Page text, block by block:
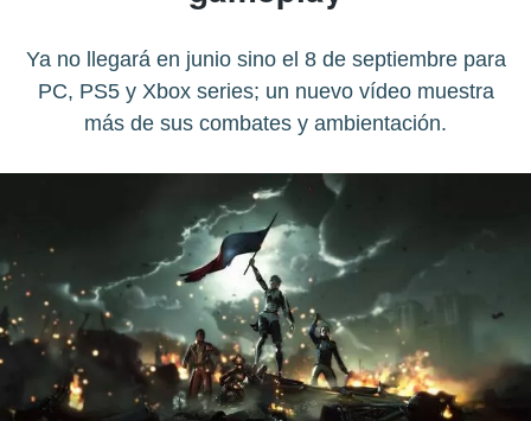
Ya no llegará en junio sino el 8 de septiembre para
PC, PS5 y Xbox series; un nuevo vídeo muestra
más de sus combates y ambientación.